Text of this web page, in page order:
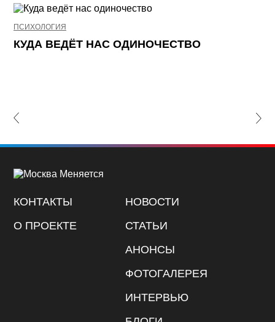
ПСИХОЛОГИЯ
КУДА ВЕДЁТ НАС ОДИНОЧЕСТВО
КОНТАКТЫ
О ПРОЕКТЕ
НОВОСТИ
СТАТЬИ
АНОНСЫ
ФОТОГАЛЕРЕЯ
ИНТЕРВЬЮ